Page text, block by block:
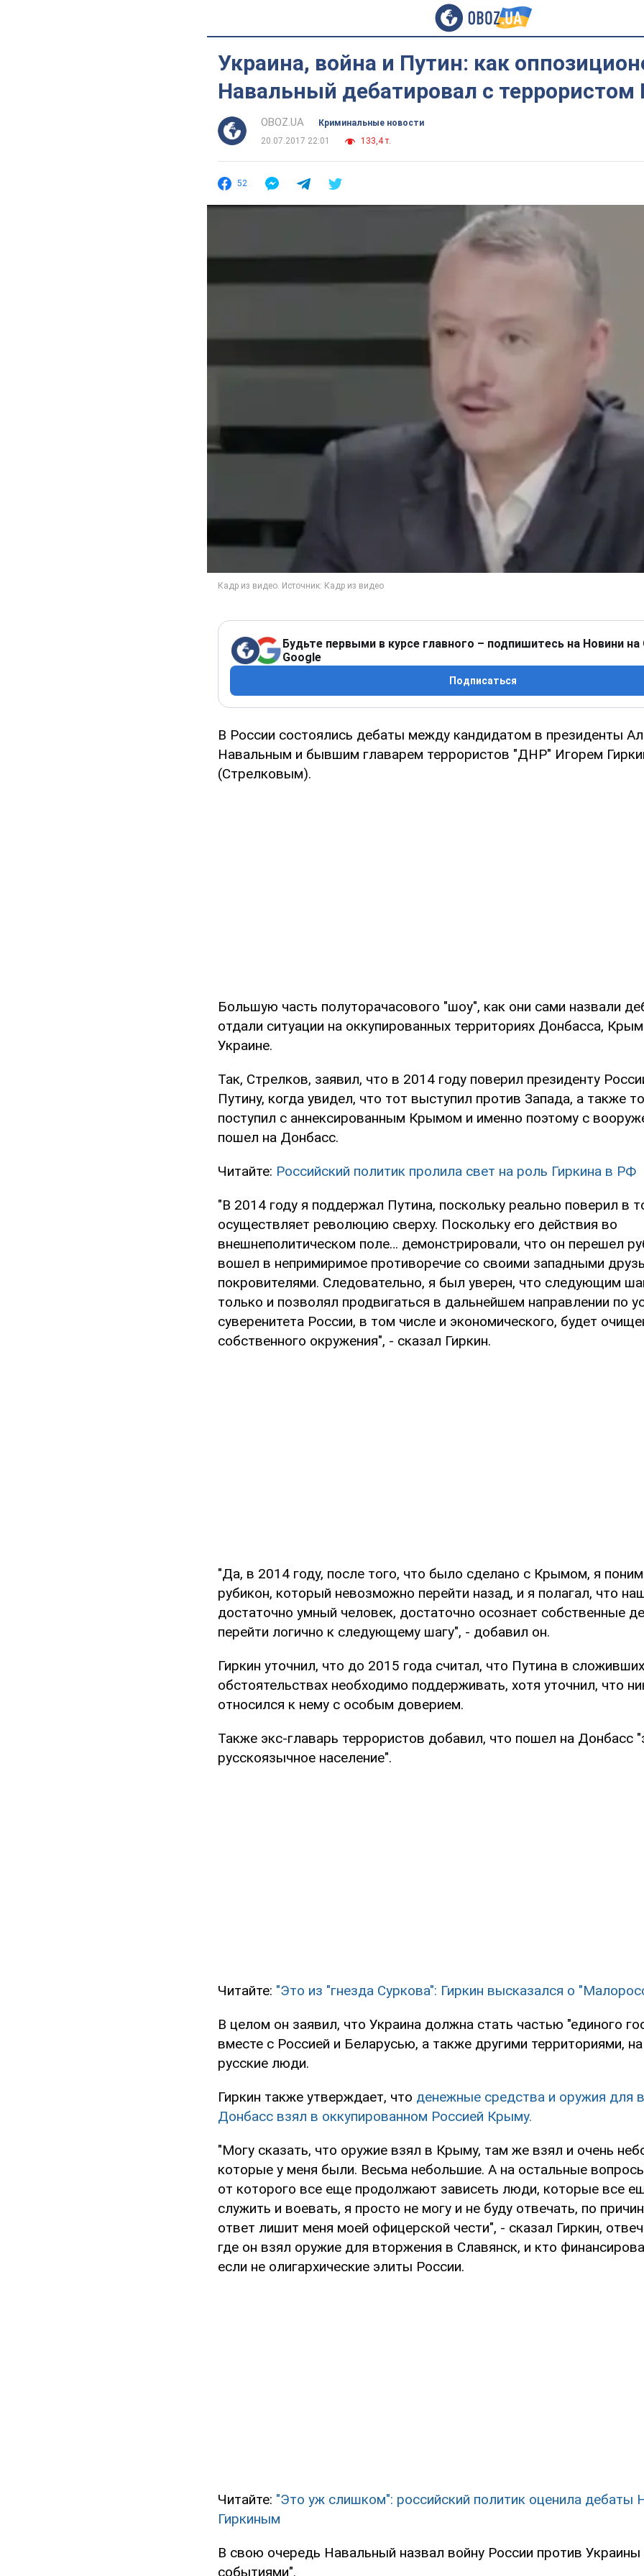
Украина, война и Путин: как
Навальный дебатировал с
OBOZ.UA
Криминальные новости
20.07.2017 22:01
133,4 т.
52
Будьте первыми в курсе главного – подпишитесь на Новини на
Google
Подписаться
В России состоялись дебаты между кандидатом в президенты
Навальным и бывшим главарем террористов "ДНР" Игорем
(Стрелковым).
Большую часть полуторачасового "шоу", как они сами назвали
отдали ситуации на оккупированных территориях Донбасса,
Украине.
Так, Стрелков, заявил, что в 2014 году поверил президенту
Путину, когда увидел, что тот выступил против Запада, а также
поступил с аннексированным Крымом и именно поэтому с
пошел на Донбасс.
Читайте: Российский политик пролила свет на роль Гиркина в РФ
"В 2014 году я поддержал Путина, поскольку реально поверил в
осуществляет революцию сверху. Поскольку его действия во
внешнеполитическом поле… демонстрировали, что он перешел
вошел в непримиримое противоречие со своими западными
покровителями. Следовательно, я был уверен, что следующим
только и позволял продвигаться в дальнейшем направлении по
суверенитета России, в том числе и экономического, будет
собственного окружения", - сказал Гиркин.
"Да, в 2014 году, после того, что было сделано с Крымом, я
рубикон, который невозможно перейти назад, и я полагал, что
достаточно умный человек, достаточно осознает собственные
перейти логично к следующему шагу", - добавил он.
Гиркин уточнил, что до 2015 года считал, что Путина в
обстоятельствах необходимо поддерживать, хотя уточнил, что
относился к нему с особым доверием.
Также экс-главарь террористов добавил, что пошел на Донбасс
русскоязычное население".
Читайте: "Это из "гнезда Суркова": Гиркин высказался о
В целом он заявил, что Украина должна стать частью "единого
вместе с Россией и Беларусью, а также другими территориями,
русские люди.
Гиркин также утверждает, что денежные средства и оружия для
Донбасс взял в оккупированном Россией Крыму.
"Могу сказать, что оружие взял в Крыму, там же взял и очень
которые у меня были. Весьма небольшие. А на остальные
от которого все еще продолжают зависеть люди, которые все
служить и воевать, я просто не могу и не буду отвечать, по
ответ лишит меня моей офицерской чести", - сказал Гиркин,
где он взял оружие для вторжения в Славянск, и кто
если не олигархические элиты России.
Читайте: "Это уж слишком": российский политик оценила дебаты
Гиркиным
В свою очередь Навальный назвал войну России против Украины
событиями".